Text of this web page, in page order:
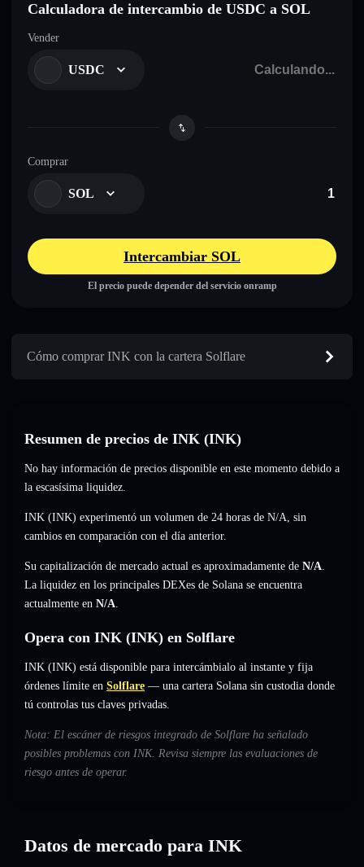
Calculadora de intercambio de USDC a SOL
Vender
USDC
Comprar
SOL
Intercambiar SOL
El precio puede depender del servicio onramp
Cómo comprar INK con la cartera Solflare
Resumen de precios de INK (INK)
No hay información de precios disponible en este momento debido a
la escasísima liquidez.
INK (INK) experimentó un volumen de 24 horas de N/A, sin
cambios en comparación con el día anterior.
Su capitalización de mercado actual es aproximadamente de N/A.
La liquidez en los principales DEXes de Solana se encuentra
actualmente en N/A.
Opera con INK (INK) en Solflare
INK (INK) está disponible para intercámbialo al instante y fija
órdenes límite en Solflare — una cartera Solana sin custodia donde
tú controlas tus claves privadas.
Nota: El escáner de riesgos integrado de Solflare ha señalado
posibles problemas con INK. Revisa siempre las evaluaciones de
riesgo antes de operar.
Datos de mercado para INK